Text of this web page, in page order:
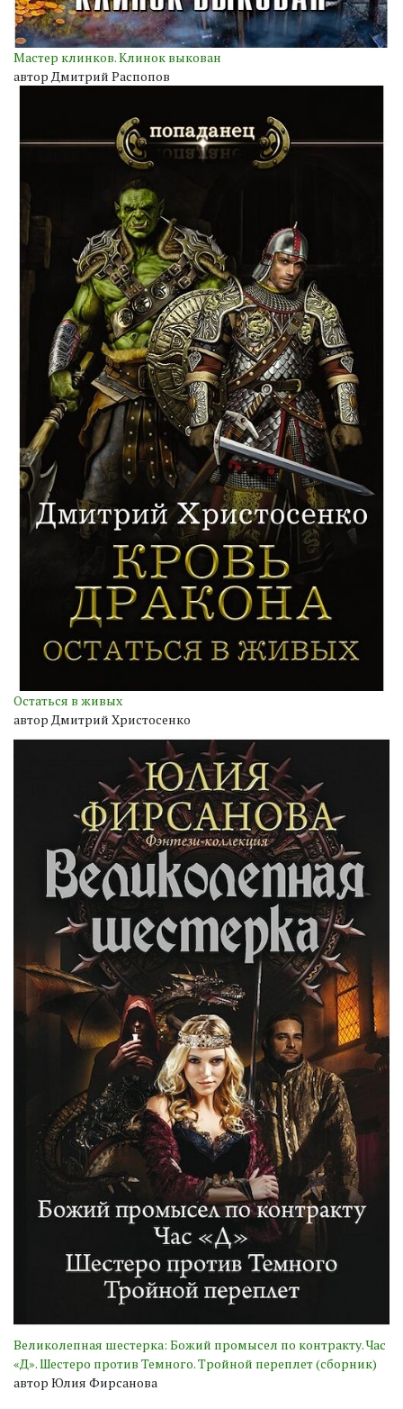
Мастер клинков. Клинок выкован
автор Дмитрий Распопов
Остаться в живых
автор Дмитрий Христосенко
Великолепная шестерка: Божий промысел по контракту. Час
«Д». Шестеро против Темного. Тройной переплет (сборник)
автор Юлия Фирсанова